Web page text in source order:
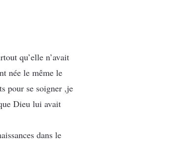
qu’elle n’avait
née le même le
pour se soigner ,je
Dieu lui avait
dans le